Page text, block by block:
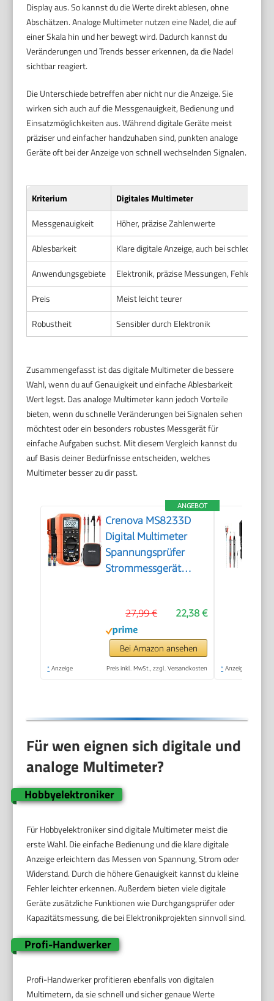
Display aus. So kannst du die Werte direkt ablesen, ohne
Abschätzen. Analoge Multimeter nutzen eine Nadel, die auf
einer Skala hin und her bewegt wird. Dadurch kannst du
Veränderungen und Trends besser erkennen, da die Nadel
sichtbar reagiert.
Die Unterschiede betreffen aber nicht nur die Anzeige. Sie
wirken sich auch auf die Messgenauigkeit, Bedienung und
Einsatzmöglichkeiten aus. Während digitale Geräte meist
präziser und einfacher handzuhaben sind, punkten analoge
Geräte oft bei der Anzeige von schnell wechselnden Signalen.
Kriterium
Digitales Multimeter
Messgenauigkeit
Höher, präzise Zahlenwerte
Ablesbarkeit
Klare digitale Anzeige, auch bei schlechten
Anwendungsgebiete
Elektronik, präzise Messungen,
Preis
Meist leicht teurer
Robustheit
Sensibler durch Elektronik
Zusammengefasst ist das digitale Multimeter die bessere
Wahl, wenn du auf Genauigkeit und einfache Ablesbarkeit
Wert legst. Das analoge Multimeter kann jedoch Vorteile
bieten, wenn du schnelle Veränderungen bei Signalen sehen
möchtest oder ein besonders robustes Messgerät für
einfache Aufgaben suchst. Mit diesem Vergleich kannst du
auf Basis deiner Bedürfnisse entscheiden, welches
Multimeter besser zu dir passt.
ANGEBOT
Crenova MS8233D
Digital Multimeter
Spannungsprüfer
Strommessgerät
Count-LCD-Anzeige
Hintergrundlicht
22,38 €
27,99 €
Bei Amazon ansehen
* Anzeige Preis inkl. MwSt., zzgl. Versandkosten * Anzeige
Für wen eignen sich digitale und
analoge Multimeter?
Hobbyelektroniker
Für Hobbyelektroniker sind digitale Multimeter meist die
erste Wahl. Die einfache Bedienung und die klare digitale
Anzeige erleichtern das Messen von Spannung, Strom oder
Widerstand. Durch die höhere Genauigkeit kannst du kleine
Fehler leichter erkennen. Außerdem bieten viele digitale
Geräte zusätzliche Funktionen wie Durchgangsprüfer oder
Kapazitätsmessung, die bei Elektronikprojekten sinnvoll sind.
Profi-Handwerker
Profi-Handwerker profitieren ebenfalls von digitalen
Multimetern, da sie schnell und sicher genaue Werte